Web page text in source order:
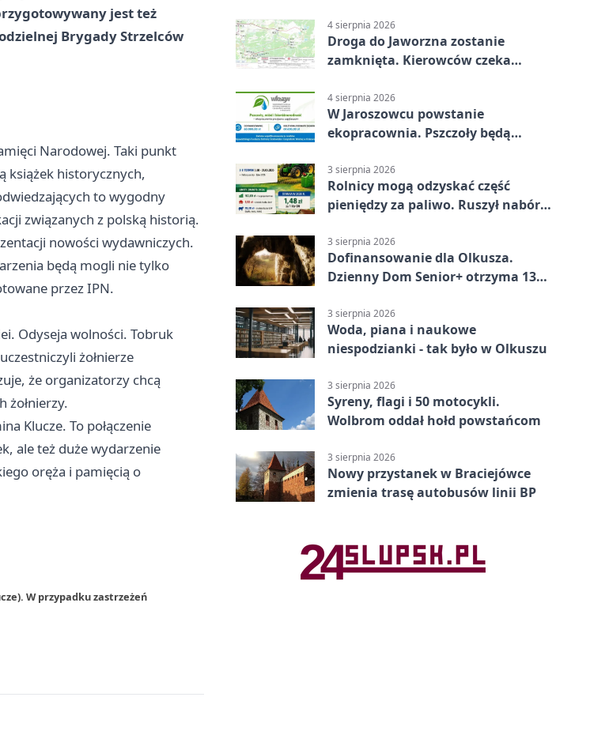
jest też
Brygady Strzelców
Narodowej. Taki punkt
książek historycznych,
to wygodny
związanych z polską historią.
nowości wydawniczych.
będą mogli nie tylko
przez IPN.
Odyseja wolności. Tobruk
żołnierze
że organizatorzy chcą
żołnierzy.
Klucze. To połączenie
ale też duże wydarzenie
oręża i pamięcią o
W przypadku zastrzeżeń
4 sierpnia 2026
Droga do Jaworzna zostanie
zamknięta. Kierowców czeka
4 sierpnia 2026
W Jaroszowcu powstanie
ekopracownia. Pszczoły będą
3 sierpnia 2026
Rolnicy mogą odzyskać część
pieniędzy za paliwo. Ruszył nabór
3 sierpnia 2026
Dofinansowanie dla Olkusza.
Dzienny Dom Senior+ otrzyma 134
3 sierpnia 2026
Woda, piana i naukowe
niespodzianki - tak było w Olkuszu
3 sierpnia 2026
Syreny, flagi i 50 motocykli.
Wolbrom oddał hołd powstańcom
3 sierpnia 2026
Nowy przystanek w Braciejówce
zmienia trasę autobusów linii BP